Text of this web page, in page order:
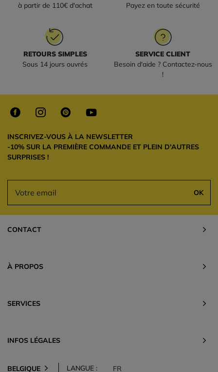
à partir de 110€ d'achat
Payez en toute sécurité
RETOURS SIMPLES
Sous 14 jours ouvrés
SERVICE CLIENT
Besoin d'aide ? Contactez-nous
!
INSCRIVEZ-VOUS À LA NEWSLETTER
-10% SUR LA PREMIÈRE COMMANDE ET PLEIN D'AUTRES
SURPRISES !
OK
CONTACT
À PROPOS
SERVICES
INFOS LÉGALES
BELGIQUE LANGUE : FR